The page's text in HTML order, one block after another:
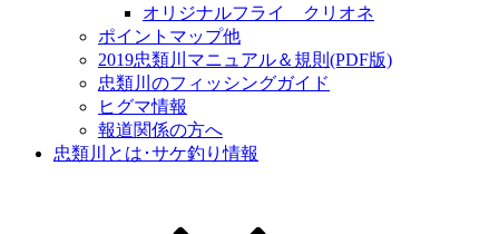
オリジナルフライ クリオネ
ポイントマップ他
2019忠類川マニュアル＆規則(PDF版)
忠類川のフィッシングガイド
ヒグマ情報
報道関係の方へ
忠類川とは･サケ釣り情報